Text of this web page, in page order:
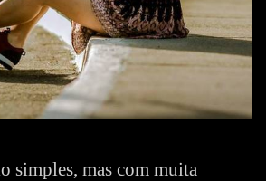
simples, mas com muita